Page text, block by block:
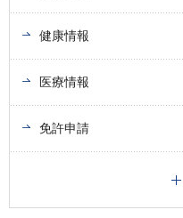
健康情報
医療情報
免許申請